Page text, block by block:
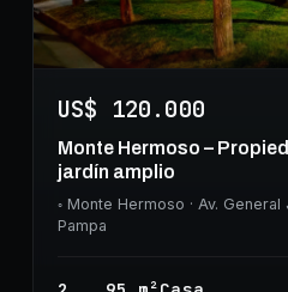
US$ 120.000
Monte Hermoso –
jardín amplio
◦ Monte Hermoso · Av.
Pampa